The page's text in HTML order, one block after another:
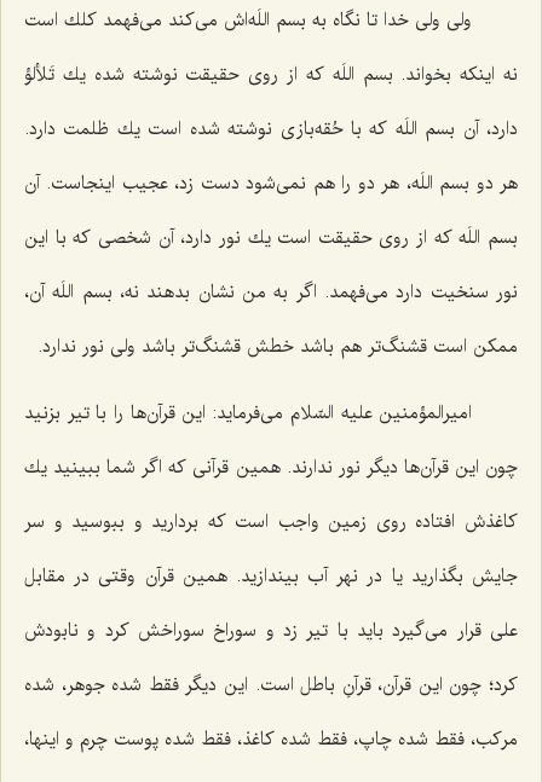
ولی ولی خدا تا نگاه به بسم اللَه‌اش می‌كند می‌فهمد كلك است
نه اینكه بخواند. بسم اللَه كه از روی حقیقت نوشته شده یك تَلألؤ
دارد، آن بسم اللَه كه با حُقه‌بازی نوشته شده است یك ظلمت دارد.
هر دو بسم اللَه، هر دو را هم نمی‌شود دست زد، عجیب اینجاست. آن
بسم اللَه كه از روی حقیقت است یك نور دارد، آن شخصی كه با این
نور سنخیت دارد می‌فهمد. اگر به من نشان بدهند نه، بسم اللَه آن،
ممكن است قشنگ‌تر هم باشد خطش قشنگ‌تر باشد ولی نور ندارد.
امیرالمؤمنین علیه السّلام می‌فرماید: این قرآن‌ها را با تیر بزنید
چون این قرآن‌ها دیگر نور ندارند. همین قرآنی كه اگر شما ببینید یك
كاغذش افتاده روی زمین واجب است كه بردارید و ببوسید و سر
جایش بگذارید یا در نهر آب بیندازید. همین قرآن وقتی در مقابل
علی قرار می‌گیرد باید با تیر زد و سوراخ سوراخش كرد و نابودش
كرد؛ چون این قرآن، قرآنِ باطل است. این دیگر فقط شده جوهر، شده
مركب، فقط شده چاپ، فقط شده كاغذ، فقط شده پوست چرم و اینها،